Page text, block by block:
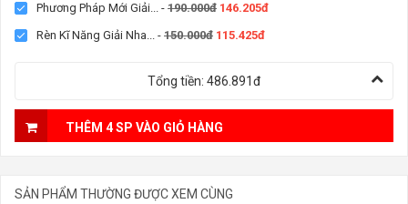
Phương Pháp Mới Giải... - 190.000đ 146.205đ
Rèn Kĩ Năng Giải Nha... - 150.000đ 115.425đ
Tổng tiền: 486.891đ
THÊM 4 SP VÀO GIỎ HÀNG
SẢN PHẨM THƯỜNG ĐƯỢC XEM CÙNG